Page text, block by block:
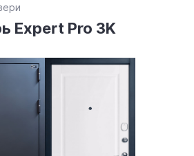
Expert Pro 3K